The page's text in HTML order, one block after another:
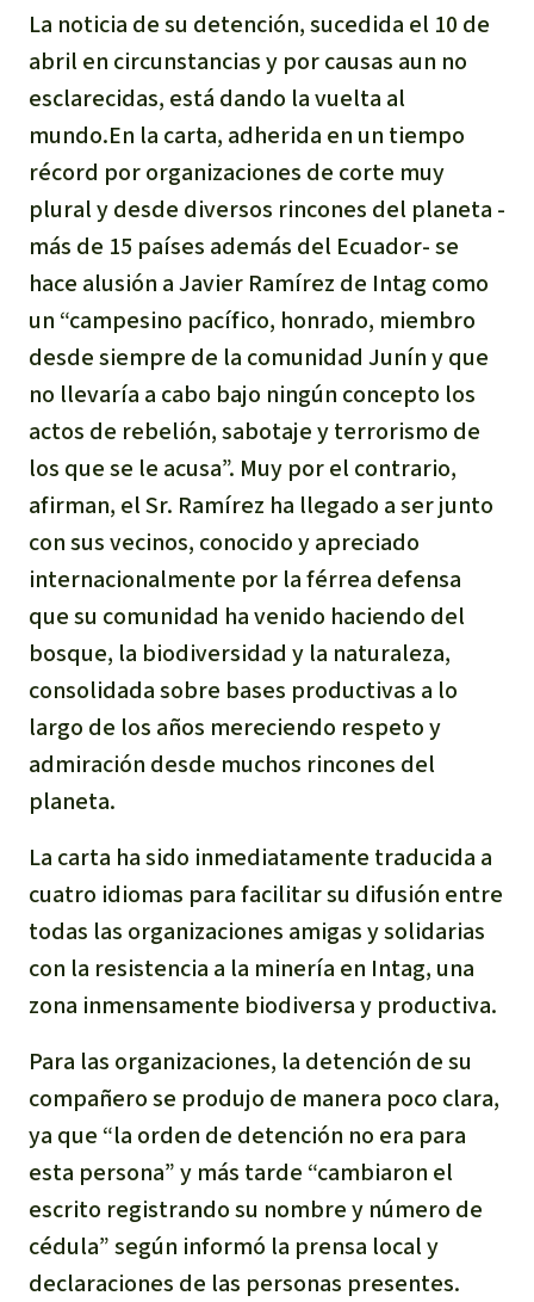
Widget Salva la Selva
Agenda
Selva tropical
Derechos de la Naturaleza
Bioenergía
Agua
Metales
Minería
Agrotoxicos
Aceite de palma
REDD
Indígena
Landgrabbing
Granjas Industriales
Defensoras y Defensores
Transparencia
Contacto
English
Français
Italiano
Português
Indonesia
Defensoras y defensores de la
selva
África
Latinoamérica
La noticia de su detención, sucedida el 10 de
abril en circunstancias y por causas aun no
esclarecidas, está dando la vuelta al
mundo.En la carta, adherida en un tiempo
récord por organizaciones de corte muy
plural y desde diversos rincones del planeta -
más de 15 países además del Ecuador- se
hace alusión a Javier Ramírez de Intag como
un “campesino pacífico, honrado, miembro
desde siempre de la comunidad Junín y que
no llevaría a cabo bajo ningún concepto los
actos de rebelión, sabotaje y terrorismo de
los que se le acusa”. Muy por el contrario,
afirman, el Sr. Ramírez ha llegado a ser junto
con sus vecinos, conocido y apreciado
internacionalmente por la férrea defensa
que su comunidad ha venido haciendo del
bosque, la biodiversidad y la naturaleza,
consolidada sobre bases productivas a lo
largo de los años mereciendo respeto y
admiración desde muchos rincones del
planeta.
La carta ha sido inmediatamente traducida a
cuatro idiomas para facilitar su difusión entre
todas las organizaciones amigas y solidarias
con la resistencia a la minería en Intag, una
zona inmensamente biodiversa y productiva.
Para las organizaciones, la detención de su
compañero se produjo de manera poco clara,
ya que “la orden de detención no era para
esta persona” y más tarde “cambiaron el
escrito registrando su nombre y número de
cédula” según informó la prensa local y
declaraciones de las personas presentes.